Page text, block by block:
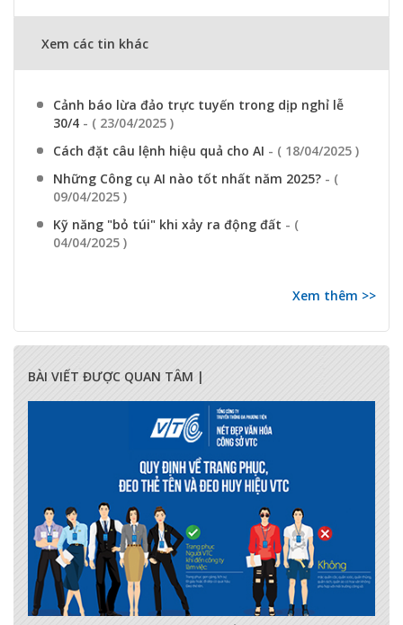
Xem các tin khác
Cảnh báo lừa đảo trực tuyến trong dịp nghỉ lễ
30/4 - ( 23/04/2025 )
Cách đặt câu lệnh hiệu quả cho AI - ( 18/04/2025 )
Những Công cụ AI nào tốt nhất năm 2025? - (
09/04/2025 )
Kỹ năng "bỏ túi" khi xảy ra động đất - (
04/04/2025 )
Xem thêm >>
BÀI VIẾT ĐƯỢC QUAN TÂM |